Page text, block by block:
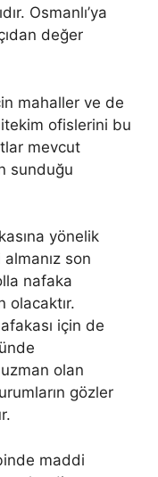
Osmanlı’ya
değer
mahaller ve de
ofislerini bu
mevcut
sunduğu
yönelik
son
nafaka
olacaktır.
için de
olan
gözler
maddi